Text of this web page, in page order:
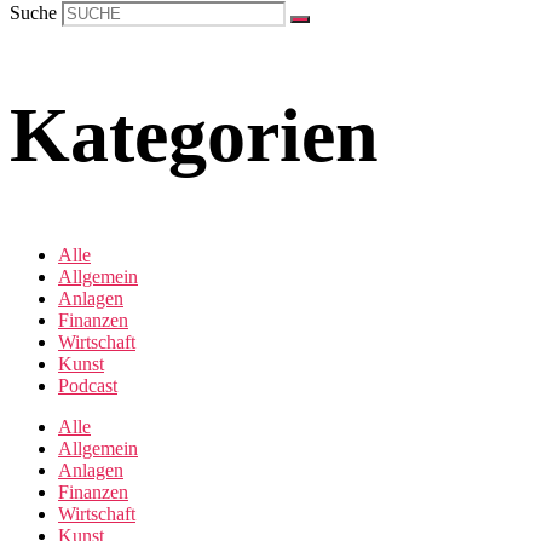
Suche
Kategorien
Alle
Allgemein
Anlagen
Finanzen
Wirtschaft
Kunst
Podcast
Alle
Allgemein
Anlagen
Finanzen
Wirtschaft
Kunst